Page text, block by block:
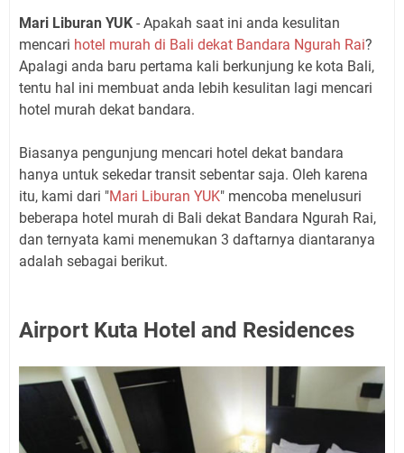
Mari Liburan YUK - Apakah saat ini anda kesulitan
mencari hotel murah di Bali dekat Bandara Ngurah Rai?
Apalagi anda baru pertama kali berkunjung ke kota Bali,
tentu hal ini membuat anda lebih kesulitan lagi mencari
hotel murah dekat bandara.
Biasanya pengunjung mencari hotel dekat bandara
hanya untuk sekedar transit sebentar saja. Oleh karena
itu, kami dari "Mari Liburan YUK" mencoba menelusuri
beberapa hotel murah di Bali dekat Bandara Ngurah Rai,
dan ternyata kami menemukan 3 daftarnya diantaranya
adalah sebagai berikut.
Airport Kuta Hotel and Residences